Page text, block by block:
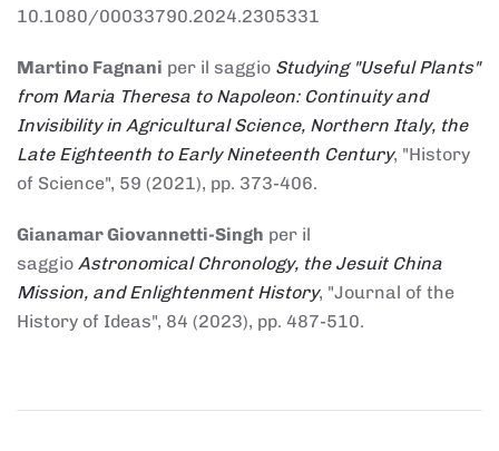
10.1080/00033790.2024.2305331
Martino Fagnani per il saggio Studying "Useful Plants"
from Maria Theresa to Napoleon: Continuity and
Invisibility in Agricultural Science, Northern Italy, the
Late Eighteenth to Early Nineteenth Century, "History
of Science", 59 (2021), pp. 373-406.
Gianamar Giovannetti-Singh per il
saggio Astronomical Chronology, the Jesuit China
Mission, and Enlightenment History, "Journal of the
History of Ideas", 84 (2023), pp. 487-510.